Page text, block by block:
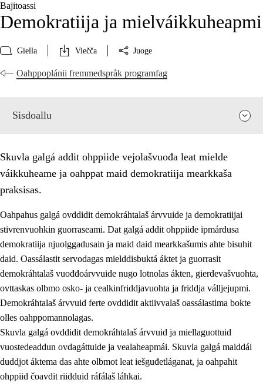
Bajitoassi
Demokratiija ja mielváikkuheapmi
Giella Viečča Juoge
Oahppoplánii fremmedspråk programfag
Sisdoallu
1. Oahpahusa árvovuođđu
1.1 Olmmošárvu
1.2 Identitehta ja kultuvrralaš girjáivuohta
1.3 Kritihkalaš jurddašeapmi ja ehtalaš diđolašvuohta
1.4 Hutkanillu, beroštupmi ja suokkardanhuovva
Skuvla galgá addit ohppiide vejolašvuođa leat mielde
váikkuheame ja oahppat maid demokratiija mearkkaša
praksisas.
Oahpahus galgá ovddidit demokráhtalaš árvvuide ja demokratiijai
stivrenvuohkin guorraseami. Dat galgá addit ohppiide ipmárdusa
demokratiija njuolggadusain ja maid daid mearkkašumis ahte bisuhit
daid. Oassálastit servodagas mielddisbuktá áktet ja guorrasit
demokráhtalaš vuođđoárvvuide nugo lotnolas ákten, gierdevašvuohta,
ovttaskas olbmo osko- ja cealkinfriddjavuohta ja friddja válljejupmi.
Demokráhtalaš árvvuid ferte ovddidit aktiivvalaš oassálastima bokte
olles oahppomannolagas.
Skuvla galgá ovddidit demokráhtalaš árvvuid ja miellaguottuid
vuostedeaddun ovdagáttuide ja vealaheapmái. Skuvla galgá maiddái
duddjot áktema das ahte olbmot leat iešguđetláganat, ja oahpahit
ohppiid čoavdit riidduid ráfálaš láhkai.